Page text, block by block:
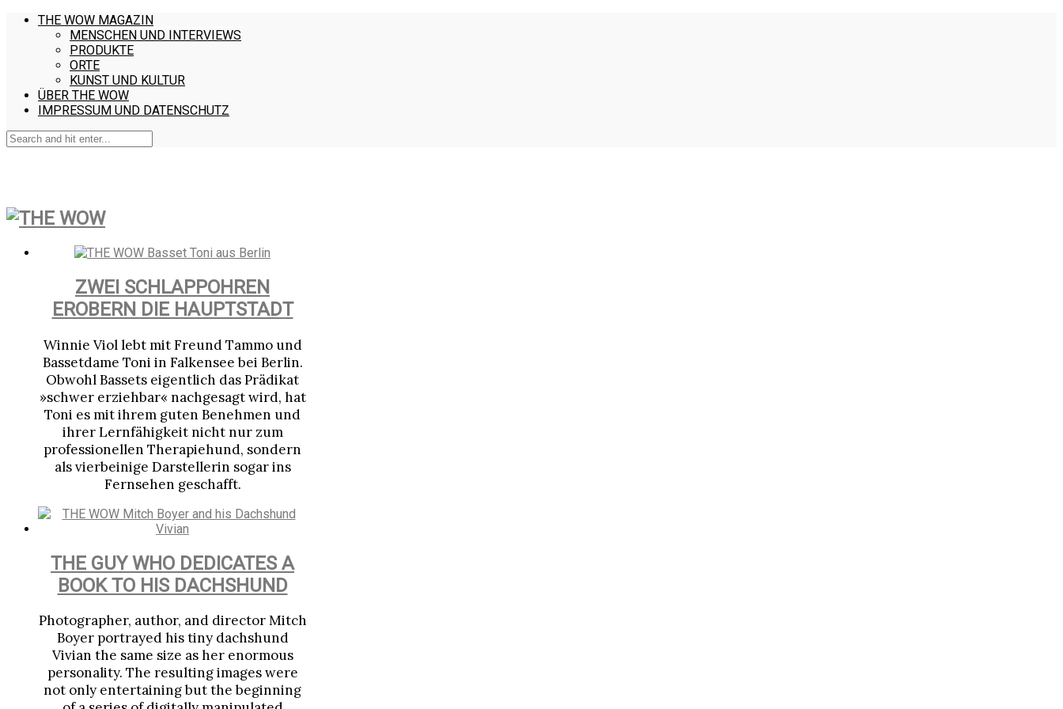
THE WOW MAGAZIN
MENSCHEN UND INTERVIEWS
PRODUKTE
ORTE
KUNST UND KULTUR
ÜBER THE WOW
IMPRESSUM UND DATENSCHUTZ
ZWEI SCHLAPPOHREN
EROBERN DIE HAUPTSTADT
Winnie Viol lebt mit Freund Tammo und
Bassetdame Toni in Falkensee bei Berlin.
Obwohl Bassets eigentlich das Prädikat
»schwer erziehbar« nachgesagt wird, hat
Toni es mit ihrem guten Benehmen und
ihrer Lernfähigkeit nicht nur zum
professionellen Therapiehund, sondern
als vierbeinige Darstellerin sogar ins
Fernsehen geschafft.
THE GUY WHO DEDICATES A
BOOK TO HIS DACHSHUND
Photographer, author, and director Mitch
Boyer portrayed his tiny dachshund
Vivian the same size as her enormous
personality. The resulting images were
not only entertaining but the beginning